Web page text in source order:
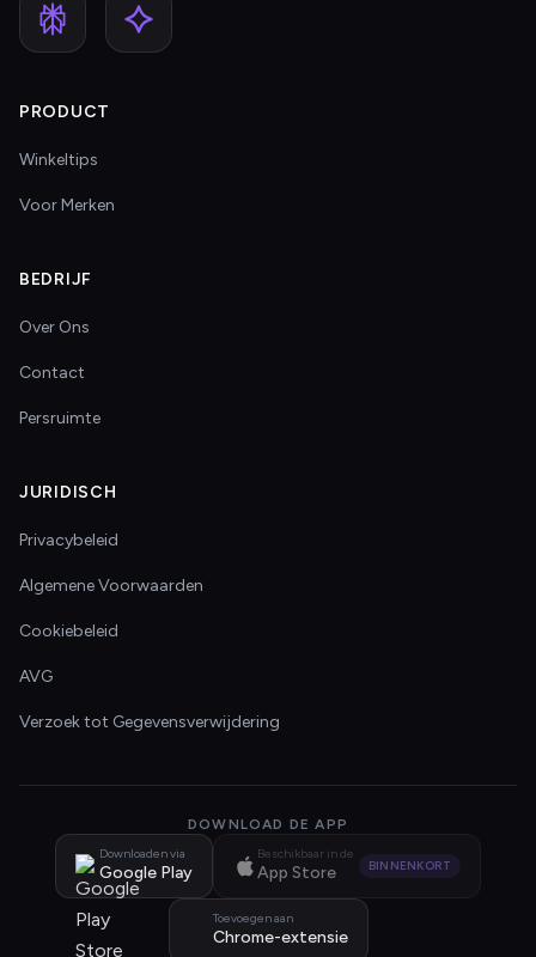
PRODUCT
Winkeltips
Voor Merken
BEDRIJF
Over Ons
Contact
Persruimte
JURIDISCH
Privacybeleid
Algemene Voorwaarden
Cookiebeleid
AVG
Verzoek tot Gegevensverwijdering
DOWNLOAD DE APP
Downloaden via
Google Play
Beschikbaar in de
App Store BINNENKORT
Toevoegen aan
Chrome-extensie